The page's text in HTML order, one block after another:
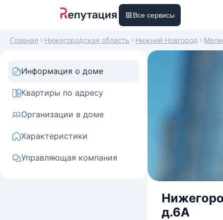
Все сервисы
Главная Нижегородская область Нижний Новгород
Информация о доме
Квартиры по адресу
Организации в доме
Характеристики
Управляющая компания
д.6А